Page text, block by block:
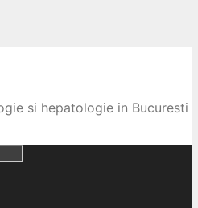
si hepatologie in Bucuresti